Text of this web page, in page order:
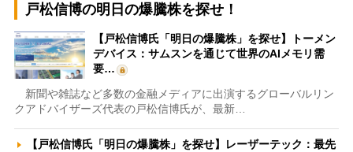
戸松信博の明日の爆騰株を探せ！
【戸松信博氏「明日の爆騰株」を探せ】トーメン
デバイス：サムスンを通じて世界のAIメモリ需
要…
新聞や雑誌など多数の金融メディアに出演するグローバルリン
クアドバイザーズ代表の戸松信博氏が、最新…
【戸松信博氏「明日の爆騰株」を探せ】レーザーテック：最先